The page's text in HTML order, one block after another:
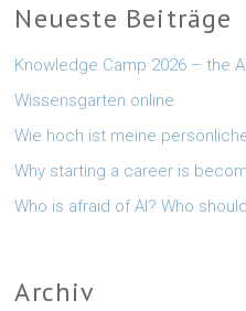
Neueste Beiträge
Knowledge Camp 2026 – the
Wissensgarten online
Wie hoch ist meine
Why starting a career is
Who is afraid of AI? Who
Archiv